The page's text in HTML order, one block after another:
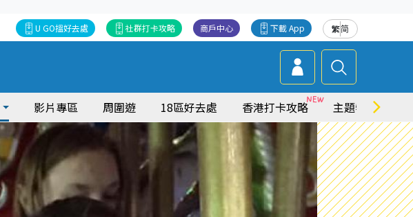
繁简
下載 App
商戶中心
社群打卡攻略
U GO搵好去處
影片專區 周圍遊 18區好去處 香港打卡攻略 主題特集